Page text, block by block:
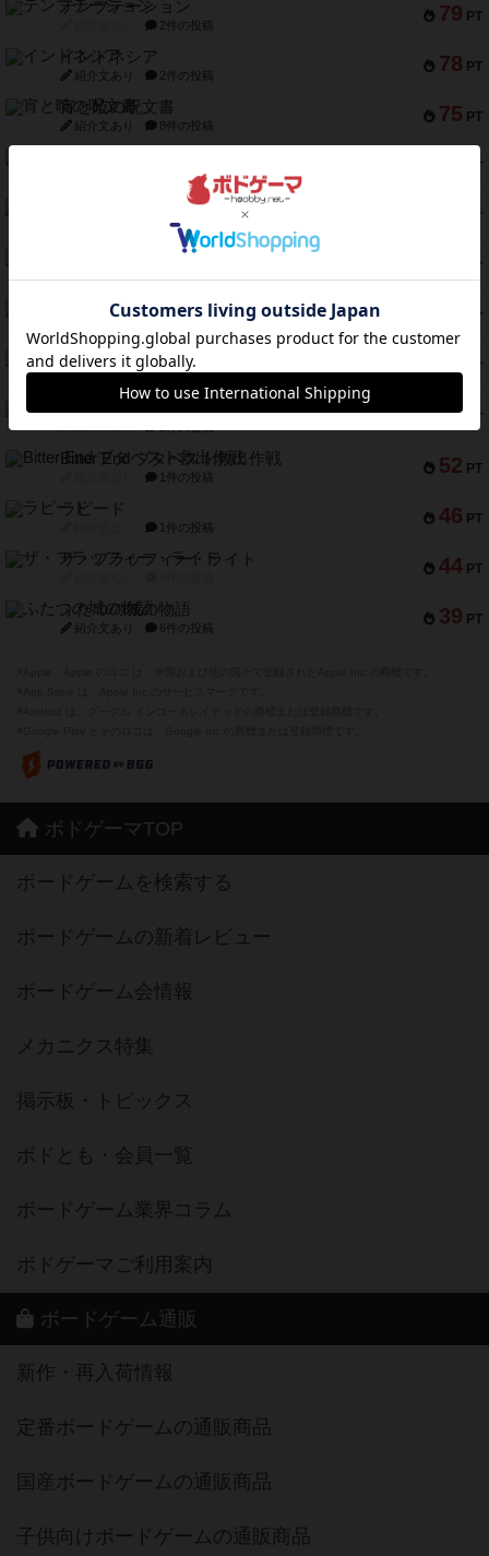
79 PT
テンプテーション
2件の投稿
78 PT
インドネシア
紹介文あり 2件の投稿
75 PT
宵と暁の呪文書
紹介文あり 8件の投稿
PT
9件の投稿
PT
1件の投稿
PT
PT
スペクタキュラー
PT
スモールワールド
紹介文あり 13件の投稿
58 PT
52 PT
Bitter End ブタペスト救出作戦
1件の投稿
46 PT
ラピード
1件の投稿
44 PT
ザ・フラッフィー・ライト
39 PT
ふたつの城の物語
紹介文あり 6件の投稿
ボドゲーマTOP
ボードゲームを検索する
ボードゲームの新着レビュー
ボードゲーム会情報
メカニクス特集
掲示板・トピックス
ボドとも・会員一覧
ボードゲーム業界コラム
ボドゲーマご利用案内
ボードゲーム通販
新作・再入荷情報
定番ボードゲームの通販商品
国産ボードゲームの通販商品
子供向けボードゲームの通販商品